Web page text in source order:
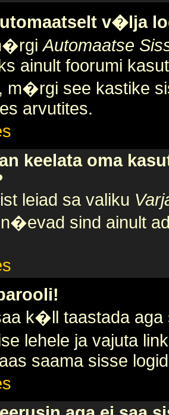
v�lja
Automaatse
ainult foorumi
m�rgi see kastike
arvutites.
keelata oma
leiad sa valiku
sind ainult
k�ll taastada aga
lehele ja vajuta
saama sisse